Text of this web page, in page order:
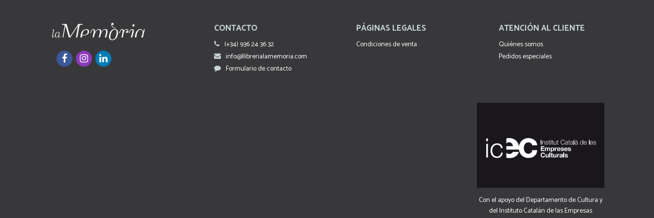
CONTACTO
(+34) 936 24 36 32
info@llibrerialamemoria.com
Formulario de contacto
PÁGINAS LEGALES
Condiciones de venta
ATENCIÓN AL CLIENTE
Quiénes somos
Pedidos especiales
Con el apoyo del Departamento de Cultura y
del Instituto Catalán de las Empresas